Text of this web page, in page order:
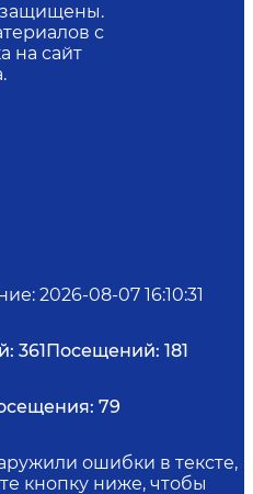
защищены.
с
на сайт
: 2026-08-07 16:10:31
361Посещений: 181
79
ошибки в тексте,
кнопку ниже, чтобы